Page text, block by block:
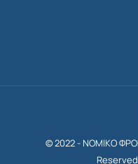
© 2022 - ΝΟΜΙΚΟ